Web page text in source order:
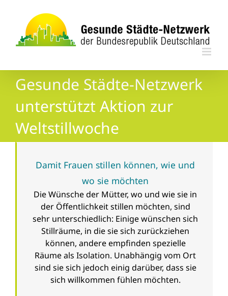
springen
Gesunde Städte-Netzwerk
unterstützt Aktion zur
Weltstillwoche
Damit Frauen stillen können, wie und
wo sie möchten
Die Wünsche der Mütter, wo und wie sie in
der Öffentlichkeit stillen möchten, sind
sehr unterschiedlich: Einige wünschen sich
Stillräume, in die sie sich zurückziehen
können, andere empfinden spezielle
Räume als Isolation. Unabhängig vom Ort
sind sie sich jedoch einig darüber, dass sie
sich willkommen fühlen möchten.